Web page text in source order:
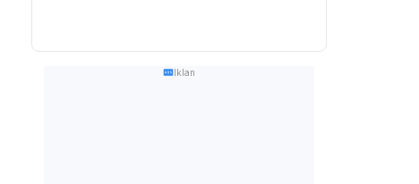
Iklan